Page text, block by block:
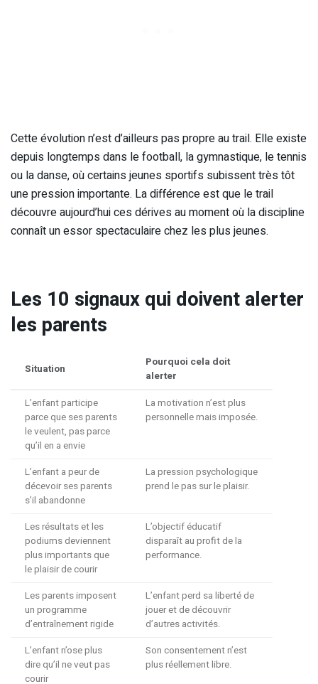
Cette évolution n’est d’ailleurs pas propre au trail. Elle existe
depuis longtemps dans le football, la gymnastique, le tennis
ou la danse, où certains jeunes sportifs subissent très tôt
une pression importante. La différence est que le trail
découvre aujourd’hui ces dérives au moment où la discipline
connaît un essor spectaculaire chez les plus jeunes.
Les 10 signaux qui doivent alerter
les parents
Situation
Pourquoi cela doit
alerter
L’enfant participe
parce que ses parents
le veulent, pas parce
qu’il en a envie
La motivation n’est plus
personnelle mais imposée.
L’enfant a peur de
décevoir ses parents
s’il abandonne
La pression psychologique
prend le pas sur le plaisir.
Les résultats et les
podiums deviennent
plus importants que
le plaisir de courir
L’objectif éducatif
disparaît au profit de la
performance.
Les parents imposent
un programme
d’entraînement rigide
L’enfant perd sa liberté de
jouer et de découvrir
d’autres activités.
L’enfant n’ose plus
dire qu’il ne veut pas
courir
Son consentement n’est
plus réellement libre.